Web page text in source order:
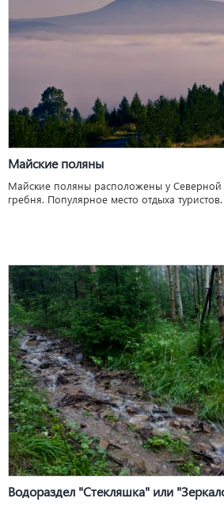
Майские поляны
Майские поляны расположены у Северной
гребня. Популярное место отдыха туристов.
Водораздел "Стекляшка" или